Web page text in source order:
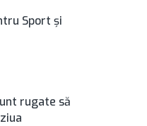
Sport şi
rugate să